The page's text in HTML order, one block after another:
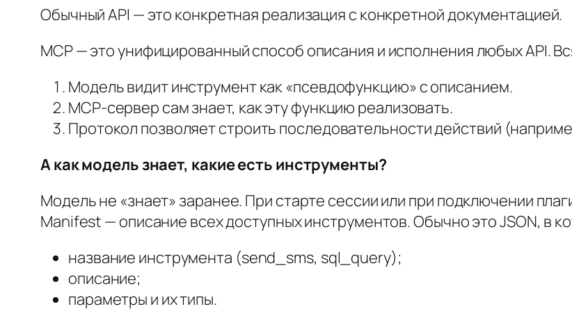
Обычный API — это конкретная реализация с конкретной документацией.
MCP — это унифицированный способ описания и исполнения любых API.
Модель видит инструмент как «псевдофункцию» с описанием.
MCP-сервер сам знает, как эту функцию реализовать.
Протокол позволяет строить последовательности действий
А как модель знает, какие есть инструменты?
Модель не «знает» заранее. При старте сессии или при подключении
Manifest — описание всех доступных инструментов. Обычно это JSON, в
название инструмента (send_sms, sql_query);
описание;
параметры и их типы.